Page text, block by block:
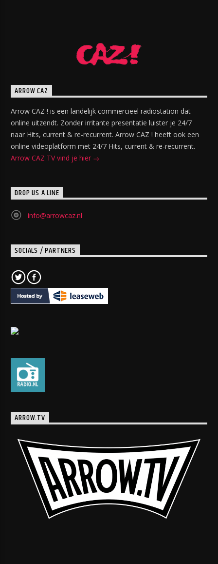
ARROW CAZ
Arrow CAZ ! is een landelijk commercieel radiostation dat
online uitzendt. Zonder irritante presentatie luister je 24/7
naar Hits, current & re-recurrent. Arrow CAZ ! heeft ook een
online videoplatform met 24/7 Hits, current & re-recurrent.
Arrow CAZ TV vind je hier
DROP US A LINE
info@arrowcaz.nl
SOCIALS / PARTNERS
ARROW.TV